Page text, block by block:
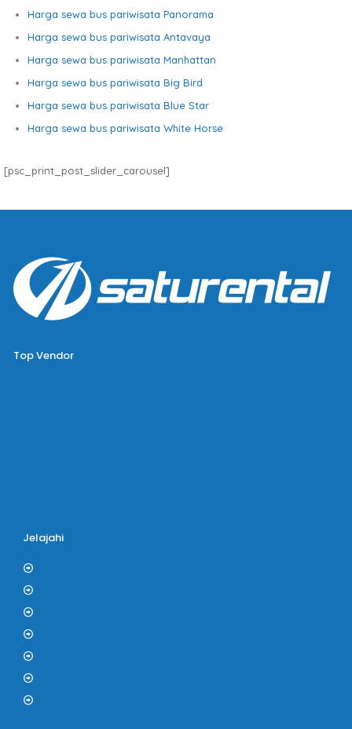
Harga sewa bus pariwisata Panorama
Harga sewa bus pariwisata Antavaya
Harga sewa bus pariwisata Manhattan
Harga sewa bus pariwisata Big Bird
Harga sewa bus pariwisata Blue Star
Harga sewa bus pariwisata White Horse
[psc_print_post_slider_carousel]
Top Vendor
Jelajahi